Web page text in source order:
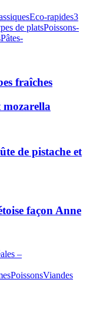
Eco-rapides3
de platsPoissons-
Pâtes-
fraîches
mozarella
de pistache et
façon Anne
–
PoissonsViandes